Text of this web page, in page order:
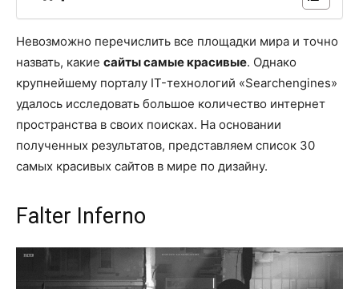
Невозможно перечислить все площадки мира и точно
назвать, какие сайты самые красивые. Однако
крупнейшему порталу IT-технологий «Searchengines»
удалось исследовать большое количество интернет
пространства в своих поисках. На основании
полученных результатов, представляем список 30
самых красивых сайтов в мире по дизайну.
Falter Inferno